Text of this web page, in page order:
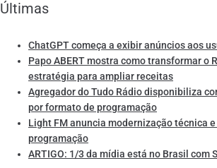
Últimas
ChatGPT começa a exibir anúncios aos
Papo ABERT mostra como transformar o
estratégia para ampliar receitas
Agregador do Tudo Rádio disponibiliza
por formato de programação
Light FM anuncia modernização técnica
programação
ARTIGO: 1/3 da mídia está no Brasil com S